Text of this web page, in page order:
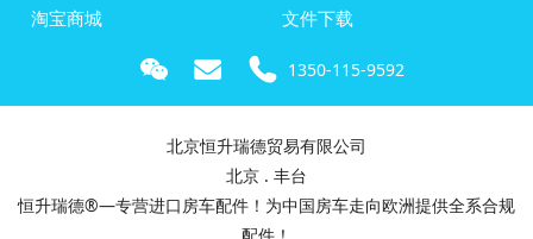
淘宝商城
文件下载
1350-115-9592
北京恒升瑞德贸易有限公司
北京 . 丰台
恒升瑞德®—专营进口房车配件！为中国房车走向欧洲提供全系合规
配件！